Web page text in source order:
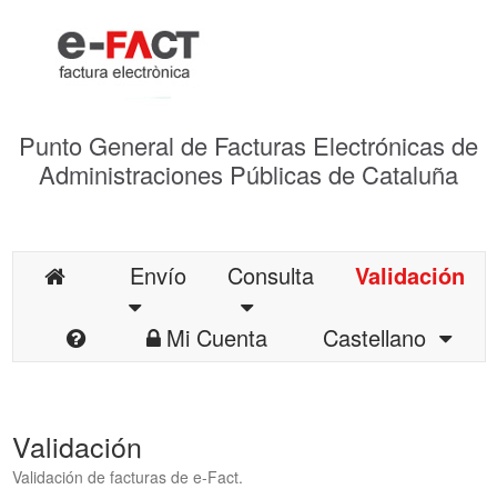
Punto General de Facturas Electrónicas de
Administraciones Públicas de Cataluña
Envío Consulta
Validación
Mi Cuenta
Castellano
Validación
Validación de facturas de e-Fact.